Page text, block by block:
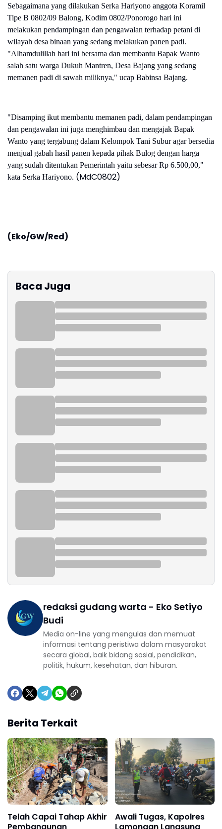
Sebagaimana yang dilakukan Serka Hariyono anggota Koramil
Tipe B 0802/09 Balong, Kodim 0802/Ponorogo hari ini
melakukan pendampingan dan pengawalan terhadap petani di
wilayah desa binaan yang sedang melakukan panen padi.
"Alhamdulillah hari ini bersama dan membantu Bapak Wanto
salah satu warga Dukuh Mantren, Desa Bajang yang sedang
memanen padi di sawah miliknya," ucap Babinsa Bajang.
"Disamping ikut membantu memanen padi, dalam pendampingan
dan pengawalan ini juga menghimbau dan mengajak Bapak
Wanto yang tergabung dalam Kelompok Tani Subur agar bersedia
menjual gabah hasil panen kepada pihak Bulog dengan harga
yang sudah ditentukan Pemerintah yaitu sebesar Rp 6.500,00,"
kata Serka Hariyono. (MdC0802)
(Eko/GW/Red)
Baca Juga
redaksi gudang warta - Eko Setiyo
Budi
Media on-line yang mengulas dan memuat
informasi tentang peristiwa dalam masyarakat
secara global, baik bidang sosial, pendidikan,
politik, hukum, kesehatan, dan hiburan.
Berita Terkait
Telah Capai Tahap Akhir
Awali Tugas, Kapolres